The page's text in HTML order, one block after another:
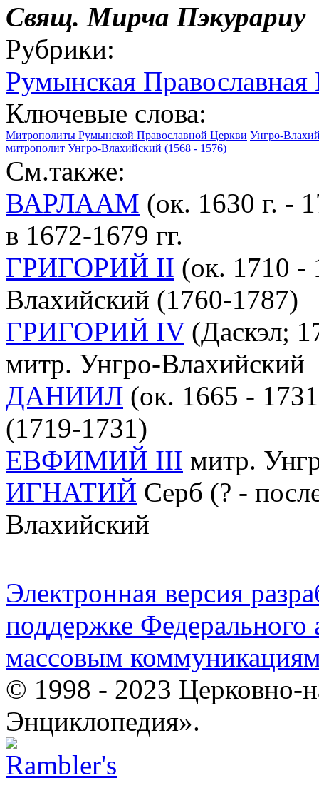
Свящ. Мирча Пэкурариу
Рубрики:
Румынская Православная
Ключевые слова:
Митрополиты Румынской Православной Церкви Унгро-
митрополит Унгро-Влахийский (1568 - 1576)
См.также:
ВАРЛААМ (ок. 1630 г. -
в 1672-1679 гг.
ГРИГОРИЙ II (ок. 1710 -
Влахийский (1760-1787)
ГРИГОРИЙ IV(Даскэл;
митр. Унгро-Влахийский
ДАНИИЛ (ок. 1665 -
(1719-1731)
ЕВФИМИЙ III митр.
ИГНАТИЙ Серб (? -
Влахийский
Электронная версия
поддержке Федерального
массовым
© 1998 - 2023 Церковно-
Энциклопедия».